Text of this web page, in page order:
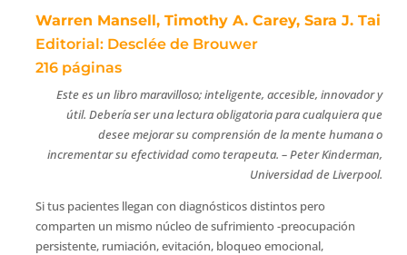
Warren Mansell, Timothy A. Carey, Sara J. Tai
Editorial: Desclée de Brouwer
216 páginas
Este es un libro maravilloso; inteligente, accesible, innovador y
útil. Debería ser una lectura obligatoria para cualquiera que
desee mejorar su comprensión de la mente humana o
incrementar su efectividad como terapeuta. – Peter Kinderman,
Universidad de Liverpool.
Si tus pacientes llegan con diagnósticos distintos pero
comparten un mismo núcleo de sufrimiento -preocupación
persistente, rumiación, evitación, bloqueo emocional,